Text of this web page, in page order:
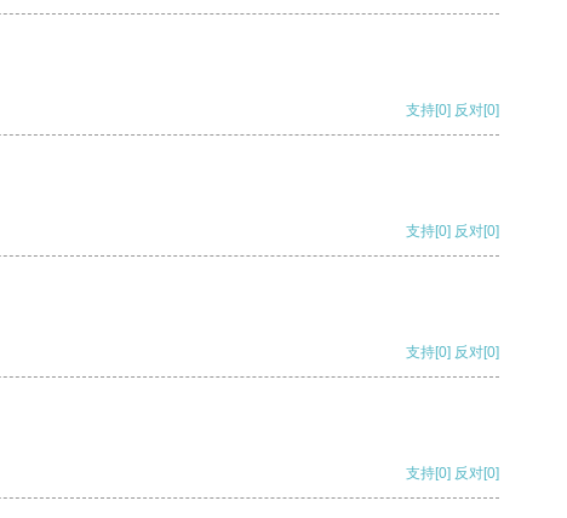
支持[0] 反对[0]
支持[0] 反对[0]
支持[0] 反对[0]
支持[0] 反对[0]